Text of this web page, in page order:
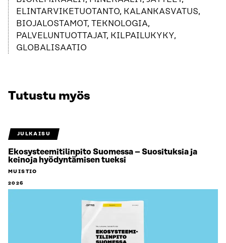
ELINTARVIKETUOTANTO, KALANKASVATUS,
BIOJALOSTAMOT, TEKNOLOGIA,
PALVELUNTUOTTAJAT, KILPAILUKYKY,
GLOBALISAATIO
Tutustu myös
JULKAISU
Ekosysteemitilinpito Suomessa – Suosituksia ja
keinoja hyödyntämisen tueksi
MUISTIO
2026